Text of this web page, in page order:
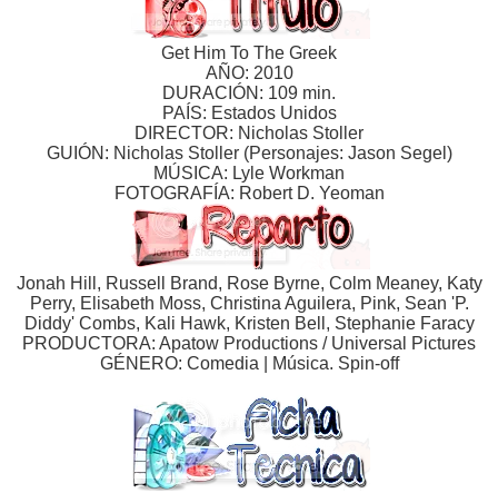
Get Him To The Greek
AÑO: 2010
DURACIÓN: 109 min.
PAÍS: Estados Unidos
DIRECTOR: Nicholas Stoller
GUIÓN: Nicholas Stoller (Personajes: Jason Segel)
MÚSICA: Lyle Workman
FOTOGRAFÍA: Robert D. Yeoman
Jonah Hill, Russell Brand, Rose Byrne, Colm Meaney, Katy
Perry, Elisabeth Moss, Christina Aguilera, Pink, Sean 'P.
Diddy' Combs, Kali Hawk, Kristen Bell, Stephanie Faracy
PRODUCTORA: Apatow Productions / Universal Pictures
GÉNERO: Comedia | Música. Spin-off